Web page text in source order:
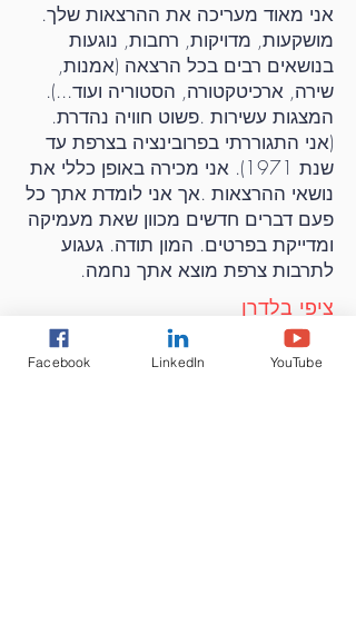
אני מאוד מעריכה את ההרצאות שלך.
מושקעות, מדויקות, רחבות, נוגעות
בנושאים רבים בכל הרצאה (אמנות,
שירה, ארכיטקטורה, הסטוריה ועוד...).
המצגות עשירות .פשוט חוויה נהדרת.
(אני התגוררתי בפרובינציה בצרפת עד
שנת 1971). אני מכירה באופן כללי את
נושאי ההרצאות .אך אני לומדת אתך כל
פעם דברים חדשים מכוון שאת מעמיקה
ומדייקת בפרטים. המון תודה. געגוע
לתרבות צרפת מוצא אתך נחמה.
ציפי בלדרן
Facebook LinkedIn YouTube